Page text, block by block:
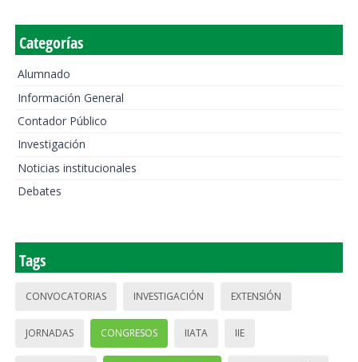
Categorías
Alumnado
Información General
Contador Público
Investigación
Noticias institucionales
Debates
Tags
CONVOCATORIAS INVESTIGACIÓN EXTENSIÓN
JORNADAS CONGRESOS IIATA IIE